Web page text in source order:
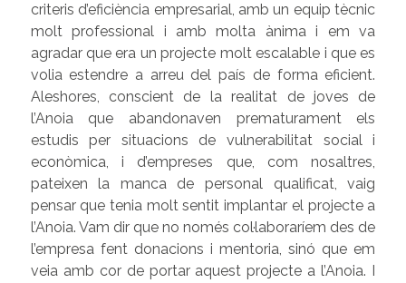
criteris d’eficiència empresarial, amb un equip tècnic
molt professional i amb molta ànima i em va
agradar que era un projecte molt escalable i que es
volia estendre a arreu del país de forma eficient.
Aleshores, conscient de la realitat de joves de
l’Anoia que abandonaven prematurament els
estudis per situacions de vulnerabilitat social i
econòmica, i d’empreses que, com nosaltres,
pateixen la manca de personal qualificat, vaig
pensar que tenia molt sentit implantar el projecte a
l’Anoia. Vam dir que no només col·laboraríem des de
l’empresa fent donacions i mentoria, sinó que em
veia amb cor de portar aquest projecte a l’Anoia. I